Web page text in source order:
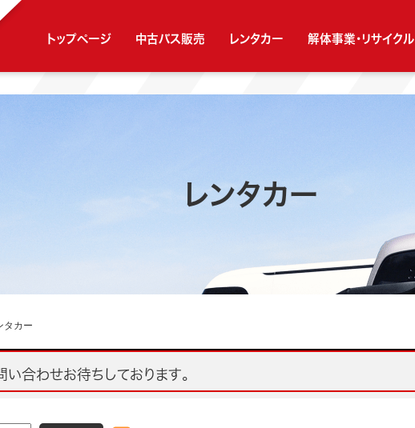
トップページ 中古バス販売 レンタカー 解体事業・リサイクル
レンタカー
タカー
い合わせお待ちしております。